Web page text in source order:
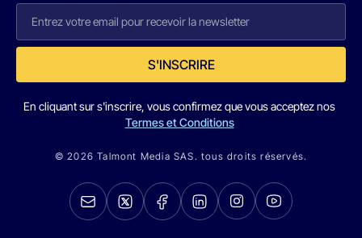
S'INSCRIRE
En cliquant sur s'inscrire, vous confirmez que vous acceptez nos
Termes et Conditions
© 2026 Talmont Media SAS. tous droits réservés.